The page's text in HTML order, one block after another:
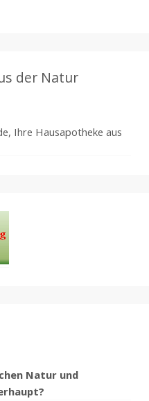
der Natur
Natur und